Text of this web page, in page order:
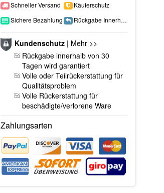
Schneller Versand
Käuferschutz
Sichere Bezahlung
Rückgabe Innerhalb 15 Tage
Kundenschutz| Mehr >>
Rückgabe innerhalb von 30
Tagen wird garantiert
Volle oder Teilrückerstattung für
Qualitätsproblem
Volle Rückerstattung für
beschädigte/verlorene Ware
Zahlungsarten